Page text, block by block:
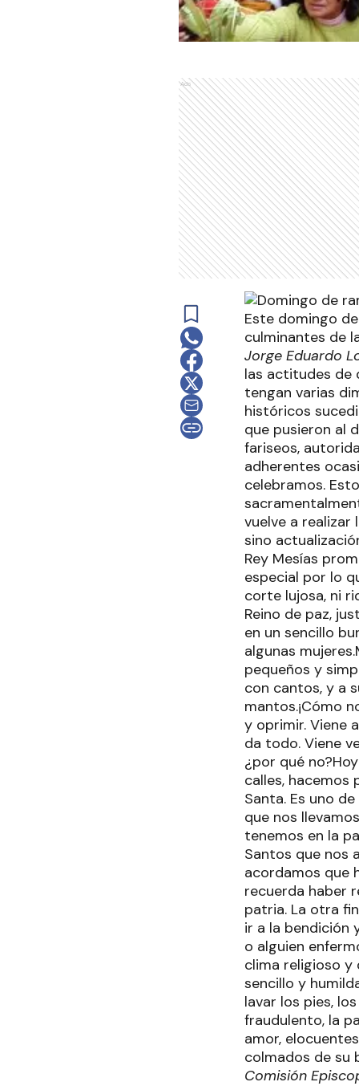
Ads
Este domingo
culminantes de
Jorge Eduardo
las actitudes de
tengan varias
históricos
que pusieron al
fariseos,
adherentes
celebramos.
vuelve a realizar
sino
Rey Mesías
especial por lo
corte lujosa, ni
Reino de paz,
en un sencillo
algunas
pequeños y
con cantos, y a
mantos.¡Cómo
y oprimir. Viene
da todo. Viene
¿por qué
calles, hacemos
Santa. Es uno
que nos
tenemos en la
Santos que nos
acordamos que
recuerda haber
patria. La otra
ir a la bendición
o alguien
clima religioso y
sencillo y
lavar los pies,
fraudulento, la
amor,
colmados de su
Comisión